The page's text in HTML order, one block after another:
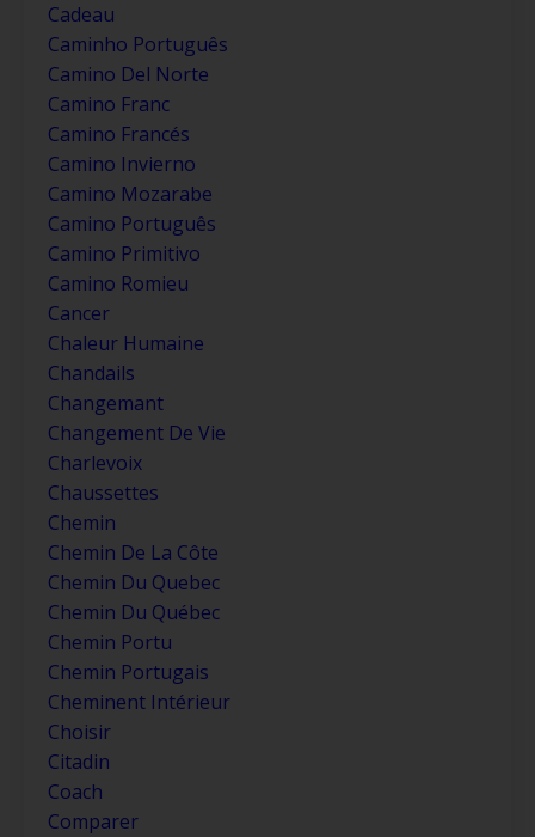
Cadeau
Caminho Português
Camino Del Norte
Camino Franc
Camino Francés
Camino Invierno
Camino Mozarabe
Camino Português
Camino Primitivo
Camino Romieu
Cancer
Chaleur Humaine
Chandails
Changemant
Changement De Vie
Charlevoix
Chaussettes
Chemin
Chemin De La Côte
Chemin Du Quebec
Chemin Du Québec
Chemin Portu
Chemin Portugais
Cheminent Intérieur
Choisir
Citadin
Coach
Comparer